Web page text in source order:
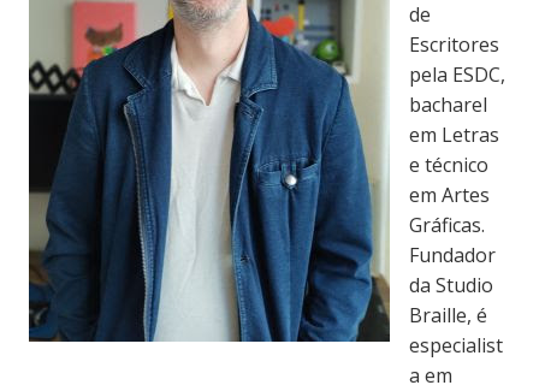
de
Escritores
pela ESDC,
bacharel
em Letras
e técnico
em Artes
Gráficas.
Fundador
da Studio
Braille, é
especialist
a em